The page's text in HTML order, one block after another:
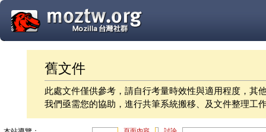
舊文件
此處文件僅供參考，請自行考量時效性與適用程度，其
我們亟需您的協助，進行共筆系統搬移、及文件整理工